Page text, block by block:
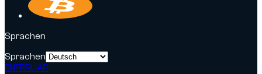
Sprachen
Sprachen
ENFRRUAR